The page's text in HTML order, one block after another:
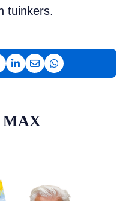
tuinkers.
op Facebook
Deel op LinkedIn
Deel via e-mail
Deel via
MAX